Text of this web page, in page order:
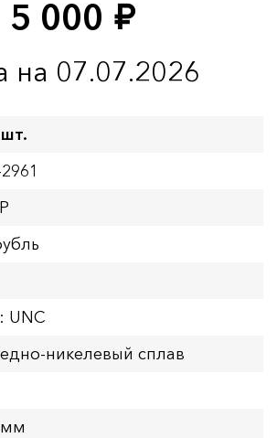
5 000 руб.
на 07.07.2026
UNC
никелевый сплав